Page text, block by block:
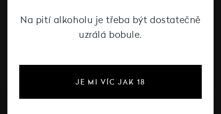
#dcntjelaska
Bílé víno
Červené víno
Na pití alkoholu je třeba být dostatečně
uzrálá bobule.
JE MI VÍC JAK 18